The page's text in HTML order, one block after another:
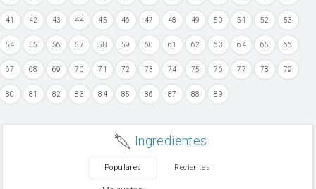
41 42 43 44 45 46 47 48 49 50 51 52 53
54 55 56 57 58 59 60 61 62 63 64 65 66
67 68 69 70 71 72 73 74 75 76 77 78 79
80 81 82 83 84 85 86 87 88 89
Ingredientes
Populares Recientes